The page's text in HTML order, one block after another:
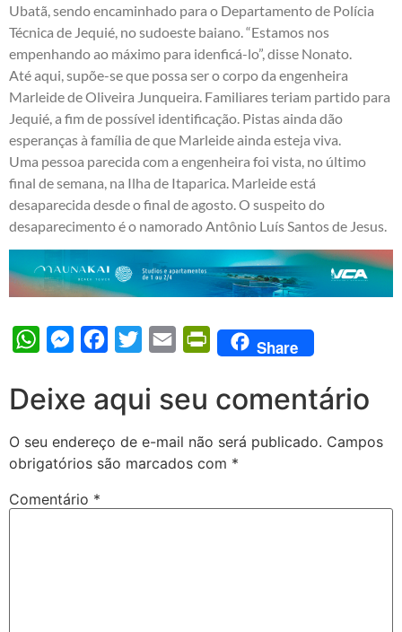
Ubatã, sendo encaminhado para o Departamento de Polícia
Técnica de Jequié, no sudoeste baiano. “Estamos nos
empenhando ao máximo para idenficá-lo”, disse Nonato.
Até aqui, supõe-se que possa ser o corpo da engenheira
Marleide de Oliveira Junqueira. Familiares teriam partido para
Jequié, a fim de possível identificação. Pistas ainda dão
esperanças à família de que Marleide ainda esteja viva.
Uma pessoa parecida com a engenheira foi vista, no último
final de semana, na Ilha de Itaparica. Marleide está
desaparecida desde o final de agosto. O suspeito do
desaparecimento é o namorado Antônio Luís Santos de Jesus.
WhatsAppMessengerFacebook
Twitter Email PrintFriendly
Share
Deixe aqui seu comentário
O seu endereço de e-mail não será publicado. Campos
obrigatórios são marcados com *
Comentário *